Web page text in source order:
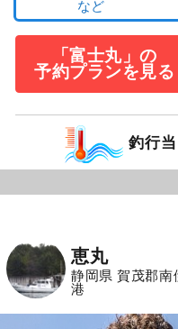
「富士丸」の
予約プランを見る
釣行
恵丸
静岡県 賀茂郡南
港